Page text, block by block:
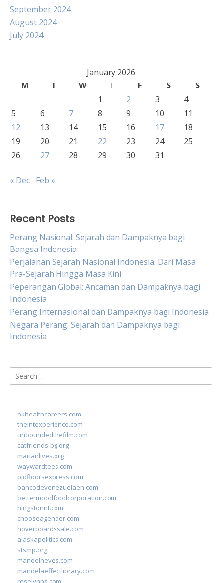
September 2024
August 2024
July 2024
January 2026
M
T W T F S
S
1
2 3
4
5
6 7 8 9 10
11
12
13 14 15 16 17
18
19
20 21 22 23 24
25
26
27 28 29 30 31
« Dec Feb »
Recent Posts
Perang Nasional: Sejarah dan Dampaknya bagi
Bangsa Indonesia
Perjalanan Sejarah Nasional Indonesia: Dari Masa
Pra-Sejarah Hingga Masa Kini
Peperangan Global: Ancaman dan Dampaknya bagi
Indonesia
Perang Internasional dan Dampaknya bagi Indonesia
Negara Perang: Sejarah dan Dampaknya bagi
Indonesia
Search
for:
okhealthcareers.com
theintexperience.com
unboundedthefilm.com
catfriends-bg.org
marianlives.org
waywardtees.com
pidfloorsexpress.com
bancodevenezuelaen.com
bettermoodfoodcorporation.com
hingstonnt.com
chooseagender.com
hoverboardssale.com
alaskapolitics.com
stsmp.org
manoelneves.com
mandelaeffectlibrary.com
roselynns.com